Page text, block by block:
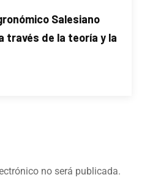
Salesiano
través de la teoría y la
no será publicada.